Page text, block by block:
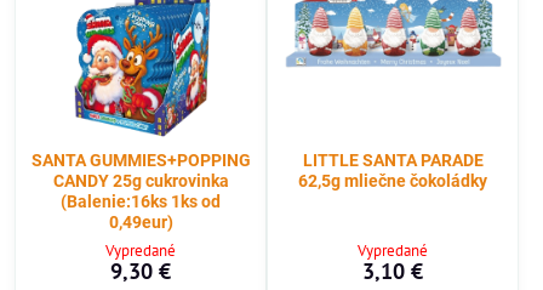
SANTA GUMMIES+POPPING
CANDY 25g cukrovinka
(Balenie:16ks 1ks od
0,49eur)
Vypredané
9,30 €
LITTLE SANTA PARADE
62,5g mliečne čokoládky
Vypredané
3,10 €